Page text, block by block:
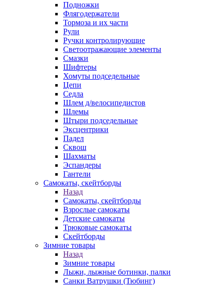
Подножки
Флягодержатели
Тормоза и их части
Рули
Ручки контролирующие
Светоотражающие элементы
Смазки
Шифтеры
Хомуты подседельные
Цепи
Седла
Шлем д/велосипедистов
Шлемы
Штыри подседельные
Эксцентрики
Падел
Сквош
Шахматы
Эспандеры
Гантели
Самокаты, скейтборды
Назад
Самокаты, скейтборды
Взрослые самокаты
Детские самокаты
Трюковые самокаты
Скейтборды
Зимние товары
Назад
Зимние товары
Лыжи, лыжные ботинки, палки
Санки Ватрушки (Тюбинг)